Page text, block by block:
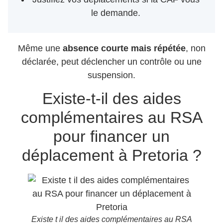
le demande.
Même une absence courte mais répétée, non
déclarée, peut déclencher un contrôle ou une
suspension.
Existe-t-il des aides
complémentaires au RSA
pour financer un
déplacement à Pretoria ?
Existe t il des aides complémentaires au RSA